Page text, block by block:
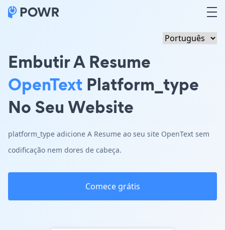
Embutir A Resume
OpenText Platform_type
No Seu Website
platform_type adicione A Resume ao seu site OpenText sem
codificação nem dores de cabeça.
Comece grátis